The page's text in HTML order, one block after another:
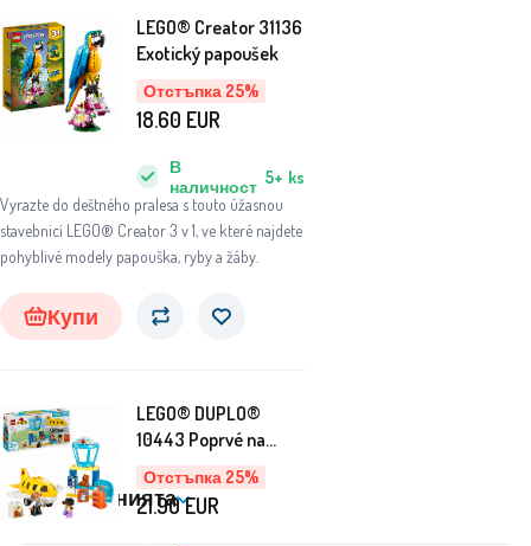
Отстъпка 25%
LEGO® Creator 31136
Exotický papoušek
Vyrazte do deštného pralesa s touto úžasnou
stavebnicí LEGO® Creator 3 v 1, ve které najdete
pohyblivé modely papouška, ryby a žáby.
В
наличност 5+ ks
18.60 EUR
Купи
Отстъпка 25%
LEGO® DUPLO®
10443 Poprvé na
letišti
21.90EUR
За компанията